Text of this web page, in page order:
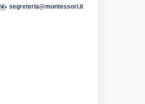
segreteria@montessori.it